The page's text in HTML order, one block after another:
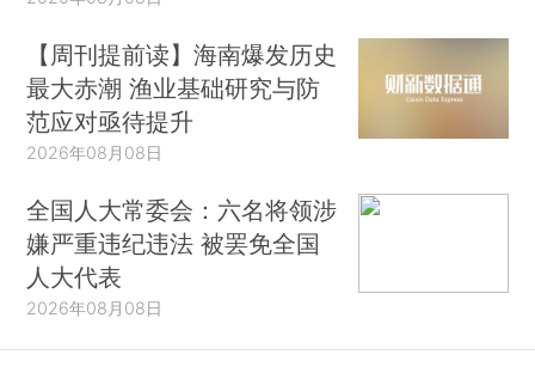
【周刊提前读】海南爆发历史
最大赤潮 渔业基础研究与防
范应对亟待提升
2026年08月08日
全国人大常委会：六名将领涉
嫌严重违纪违法 被罢免全国
人大代表
2026年08月08日